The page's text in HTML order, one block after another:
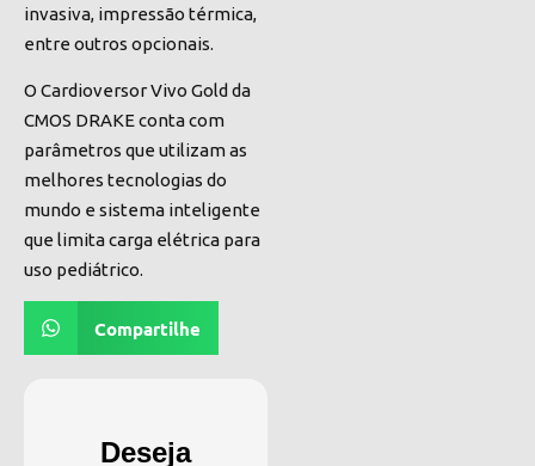
invasiva, impressão térmica,
entre outros opcionais.
O Cardioversor Vivo Gold da
CMOS DRAKE conta com
parâmetros que utilizam as
melhores tecnologias do
mundo e sistema inteligente
que limita carga elétrica para
uso pediátrico.
Compartilhe
Deseja